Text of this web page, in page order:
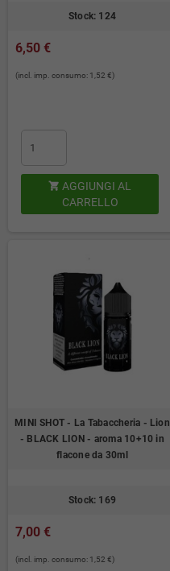
Stock: 124
6,50 €
(incl. imp. consumo: 1,52 €)
 AGGIUNGI AL
CARRELLO
MINI SHOT - La Tabaccheria - Lion
- BLACK LION - aroma 10+10 in
flacone da 30ml
Stock: 169
7,00 €
(incl. imp. consumo: 1,52 €)